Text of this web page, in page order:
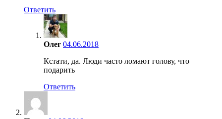
Ответить
Олег 04.06.2018
Кстати, да. Люди часто ломают голову, что
подарить
Ответить